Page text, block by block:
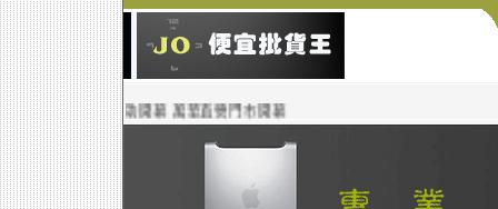
慶助開幕 萬華直營門市開幕